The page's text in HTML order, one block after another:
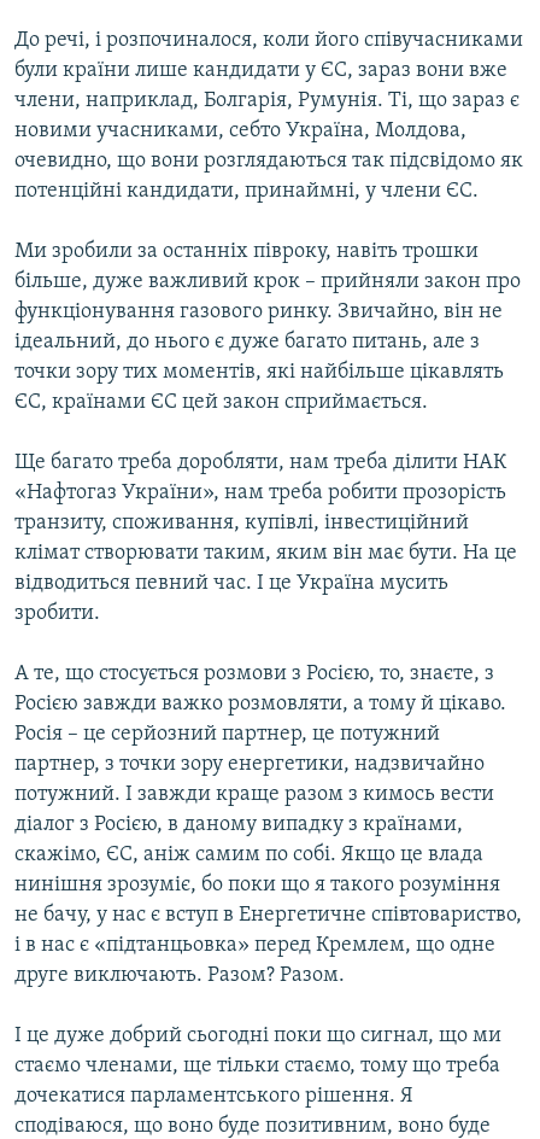
До речі, і розпочиналося, коли його співучасниками
були країни лише кандидати у ЄС, зараз вони вже
члени, наприклад, Болгарія, Румунія. Ті, що зараз є
новими учасниками, себто Україна, Молдова,
очевидно, що вони розглядаються так підсвідомо як
потенційні кандидати, принаймні, у члени ЄС.
Ми зробили за останніх півроку, навіть трошки
більше, дуже важливий крок – прийняли закон про
функціонування газового ринку. Звичайно, він не
ідеальний, до нього є дуже багато питань, але з
точки зору тих моментів, які найбільше цікавлять
ЄС, країнами ЄС цей закон сприймається.
Ще багато треба доробляти, нам треба ділити НАК
«Нафтогаз України», нам треба робити прозорість
транзиту, споживання, купівлі, інвестиційний
клімат створювати таким, яким він має бути. На це
відводиться певний час. І це Україна мусить
зробити.
А те, що стосується розмови з Росією, то, знаєте, з
Росією завжди важко розмовляти, а тому й цікаво.
Росія – це серйозний партнер, це потужний
партнер, з точки зору енергетики, надзвичайно
потужний. І завжди краще разом з кимось вести
діалог з Росією, в даному випадку з країнами,
скажімо, ЄС, аніж самим по собі. Якщо це влада
нинішня зрозуміє, бо поки що я такого розуміння
не бачу, у нас є вступ в Енергетичне співтовариство,
і в нас є «підтанцьовка» перед Кремлем, що одне
друге виключають. Разом? Разом.
І це дуже добрий сьогодні поки що сигнал, що ми
стаємо членами, ще тільки стаємо, тому що треба
дочекатися парламентського рішення. Я
сподіваюся, що воно буде позитивним, воно буде